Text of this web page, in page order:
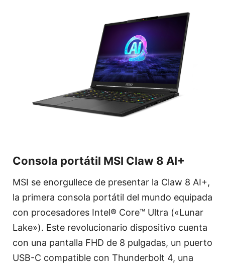
Consola portátil MSI Claw 8 AI+
MSI se enorgullece de presentar la Claw 8 AI+,
la primera consola portátil del mundo equipada
con procesadores Intel® Core™ Ultra («Lunar
Lake»). Este revolucionario dispositivo cuenta
con una pantalla FHD de 8 pulgadas, un puerto
USB-C compatible con Thunderbolt 4, una